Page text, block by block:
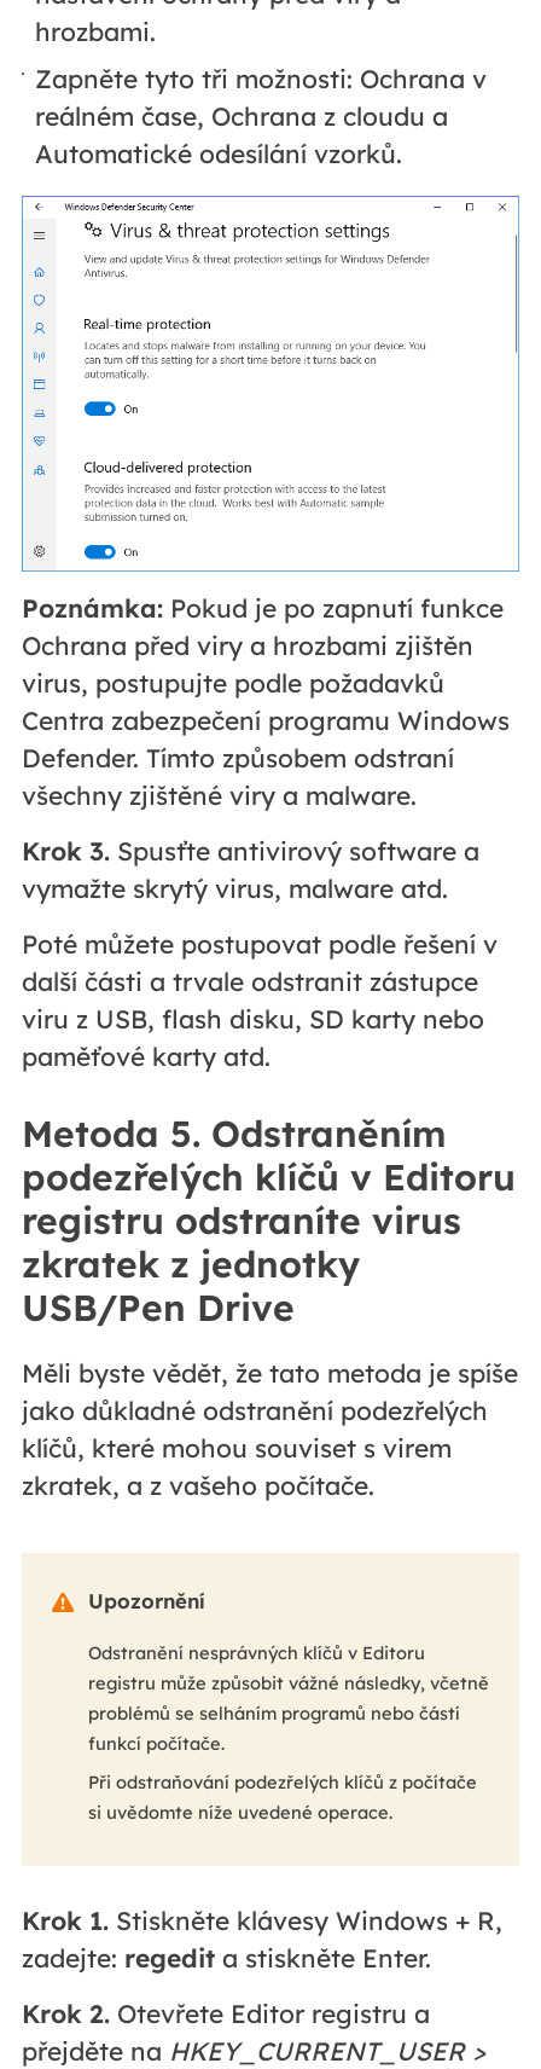
hrozbami.
Zapněte tyto tři možnosti: Ochrana v
reálném čase, Ochrana z cloudu a
Automatické odesílání vzorků.
Poznámka:Pokud je po zapnutí funkce
Ochrana před viry a hrozbami zjištěn
virus, postupujte podle požadavků
Centra zabezpečení programu Windows
Defender. Tímto způsobem odstraní
všechny zjištěné viry a malware.
Krok 3.Spusťte antivirový software a
vymažte skrytý virus, malware atd.
Poté můžete postupovat podle řešení v
další části a trvale odstranit zástupce
viru z USB, flash disku, SD karty nebo
paměťové karty atd.
Metoda 5. Odstraněním
podezřelých klíčů v Editoru
registru odstraníte virus
zkratek z jednotky
USB/Pen Drive
Měli byste vědět, že tato metoda je spíše
jako důkladné odstranění podezřelých
klíčů, které mohou souviset s virem
zkratek, a z vašeho počítače.
 Upozornění
Odstranění nesprávných klíčů v Editoru
registru může způsobit vážné následky, včetně
problémů se selháním programů nebo částí
funkcí počítače.
Při odstraňování podezřelých klíčů z počítače
si uvědomte níže uvedené operace.
Krok 1.Stiskněte klávesy Windows + R,
zadejte: regedita stiskněte Enter.
Krok 2.Otevřete Editor registru a
přejděte na HKEY_CURRENT_USER >